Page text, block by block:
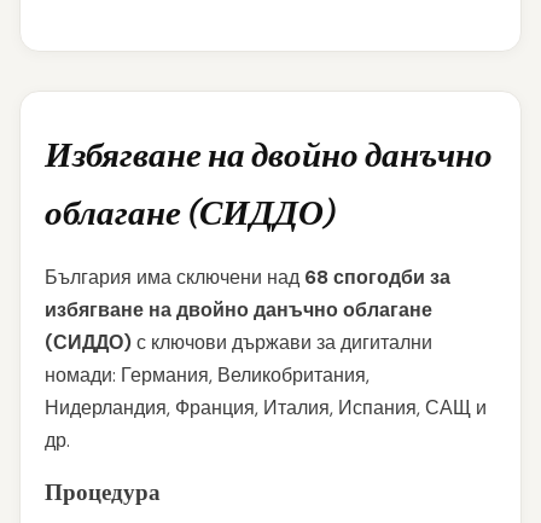
Избягване на двойно данъчно
облагане (СИДДО)
България има сключени над 68 спогодби за
избягване на двойно данъчно облагане
(СИДДО)с ключови държави за дигитални
номади: Германия, Великобритания,
Нидерландия, Франция, Италия, Испания, САЩ и
др.
Процедура